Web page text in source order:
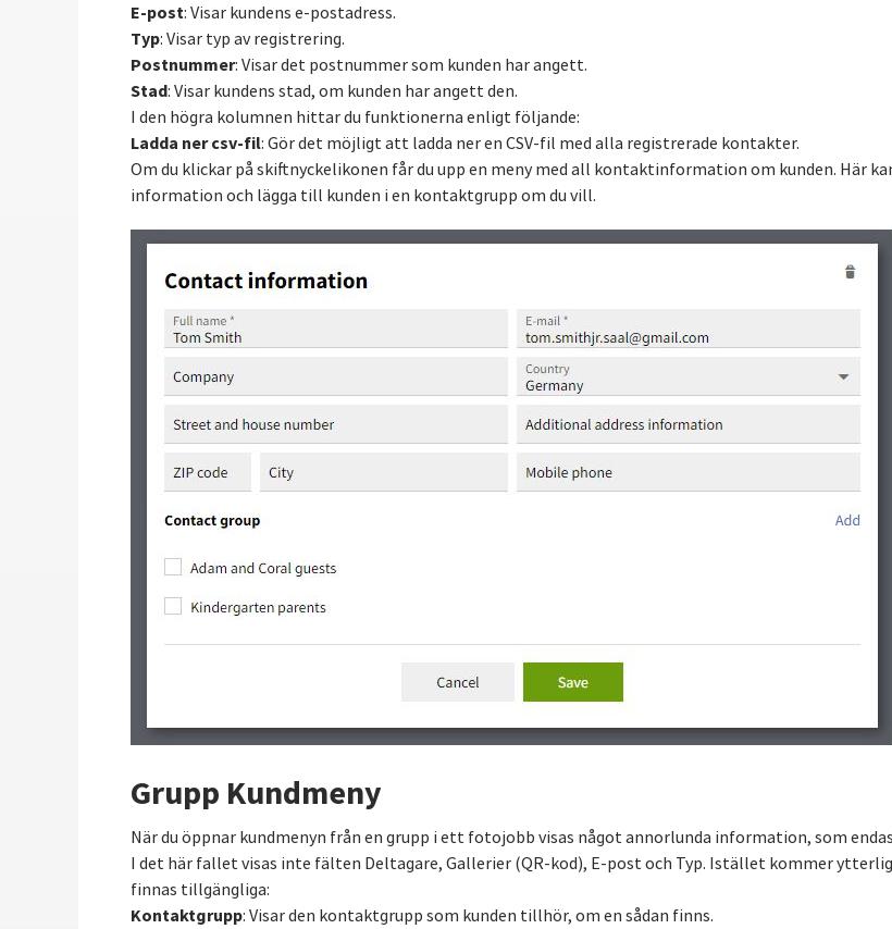
E-post: Visar kundens e-postadress.
Typ: Visar typ av registrering.
Postnummer: Visar det postnummer som kunden har angett.
Stad: Visar kundens stad, om kunden har angett den.
I den högra kolumnen hittar du funktionerna enligt följande:
Ladda ner csv-fil: Gör det möjligt att ladda ner en CSV-fil med alla registrerade kontakter.
Om du klickar på skiftnyckelikonen får du upp en meny med all kontaktinformation om kunden. Här
information och lägga till kunden i en kontaktgrupp om du vill.
Grupp Kundmeny
När du öppnar kundmenyn från en grupp i ett fotojobb visas något annorlunda information, som
I det här fallet visas inte fälten Deltagare, Gallerier (QR-kod), E-post och Typ. Istället kommer
finnas tillgängliga:
Kontaktgrupp: Visar den kontaktgrupp som kunden tillhör, om en sådan finns.